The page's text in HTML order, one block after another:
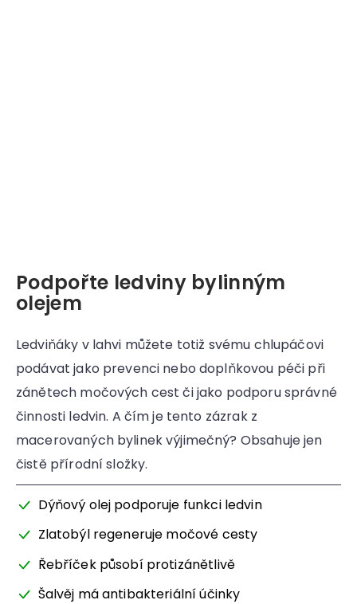
Podpořte ledviny bylinným
olejem
Ledviňáky v lahvi můžete totiž svému chlupáčovi
podávat jako prevenci nebo doplňkovou péči při
zánětech močových cest či jako podporu správné
činnosti ledvin. A čím je tento zázrak z
macerovaných bylinek výjimečný? Obsahuje jen
čistě přírodní složky.
Dýňový olej podporuje funkci ledvin
Zlatobýl regeneruje močové cesty
Řebříček působí protizánětlivě
Šalvěj má antibakteriální účinky